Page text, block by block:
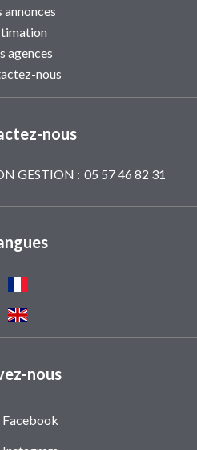
annonces
agences
nous
nous
GESTION : 05 57 46 82 31
nous
Facebook